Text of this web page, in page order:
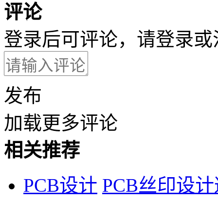
评论
登录后可评论，请登录或
发布
加载更多评论
相关推荐
PCB设计 PCB丝印设